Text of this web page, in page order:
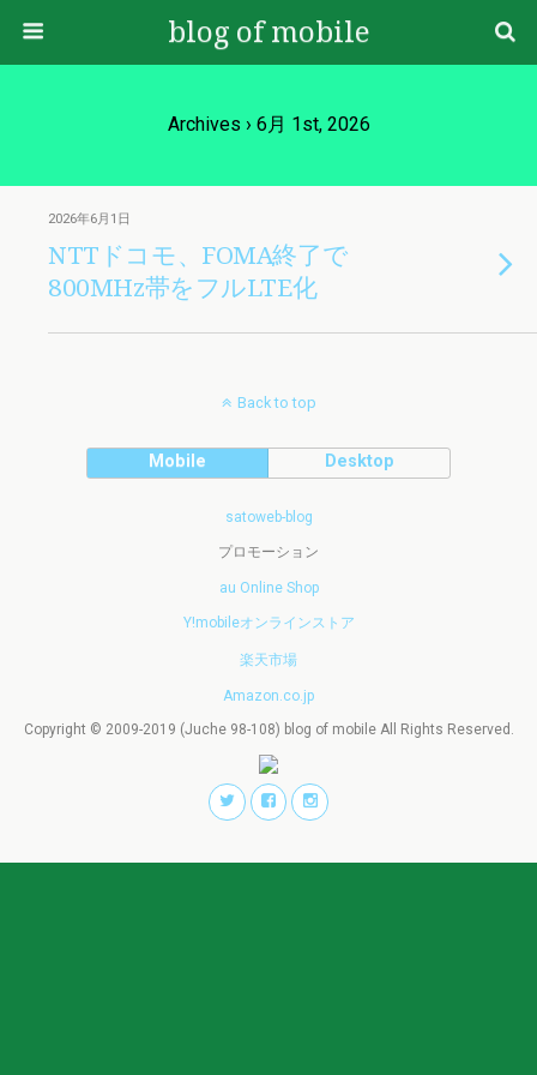
blog of mobile
Archives › 6月 1st, 2026
2026年6月1日
NTTドコモ、FOMA終了で
800MHz帯をフルLTE化
Back to top
Mobile Desktop
satoweb-blog
プロモーション
au Online Shop
Y!mobileオンラインストア
楽天市場
Amazon.co.jp
Copyright © 2009-2019 (Juche 98-108) blog of mobile All Rights Reserved.